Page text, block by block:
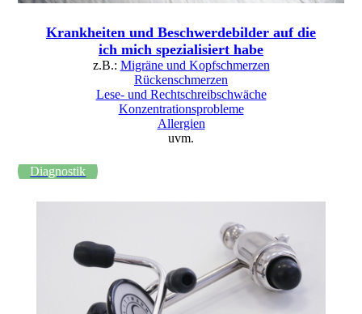
Krankheiten und Beschwerdebilder auf die
ich mich spezialisiert habe
z.B.: Migräne und Kopfschmerzen
Rückenschmerzen
Lese- und Rechtschreibschwäche
Konzentrationsprobleme
Allergien
uvm.
Diagnostik